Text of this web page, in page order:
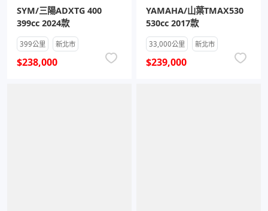
SYM/三陽ADXTG 400
399cc 2024款
399公里 新北市
$238,000
YAMAHA/山葉TMAX530
530cc 2017款
33,000公里 新北市
$239,000